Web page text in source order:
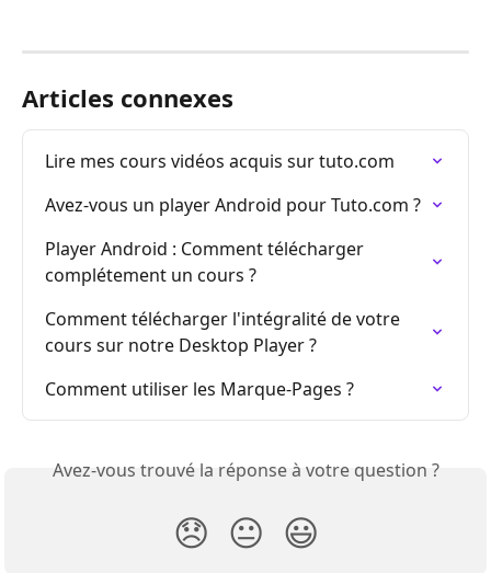
Articles connexes
Lire mes cours vidéos acquis sur tuto.com
Avez-vous un player Android pour Tuto.com ?
Player Android : Comment télécharger
complétement un cours ?
Comment télécharger l'intégralité de votre
cours sur notre Desktop Player ?
Comment utiliser les Marque-Pages ?
Avez-vous trouvé la réponse à votre question ?
😞 😐 😃